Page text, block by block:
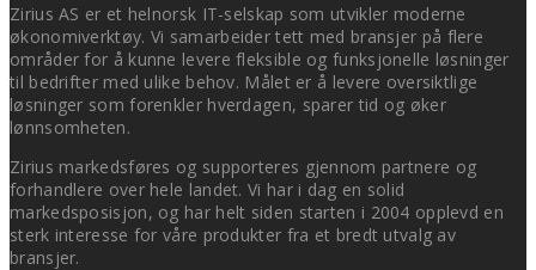
Zirius AS er et helnorsk IT-selskap som utvikler moderne
økonomiverktøy. Vi samarbeider tett med bransjer på flere
områder for å kunne levere fleksible og funksjonelle løsninger
til bedrifter med ulike behov. Målet er å levere oversiktlige
løsninger som forenkler hverdagen, sparer tid og øker
lønnsomheten.
Zirius markedsføres og supporteres gjennom partnere og
forhandlere over hele landet. Vi har i dag en solid
markedsposisjon, og har helt siden starten i 2004 opplevd en
sterk interesse for våre produkter fra et bredt utvalg av
bransjer.